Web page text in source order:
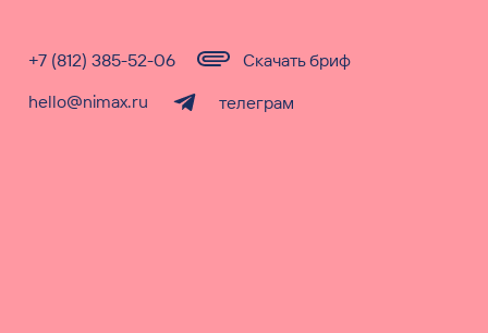
hello@nimax.ru
+7 (812) 385-52-06
телеграм
Скачать бриф